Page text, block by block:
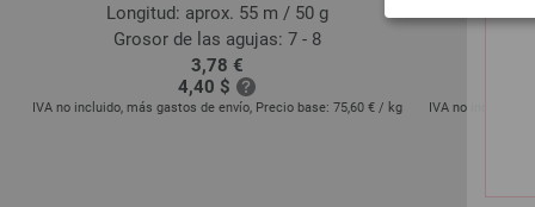
Longitud: aprox. 55 m / 50 g
Grosor de las agujas: 7 - 8
3,78 €
4,40 $
IVA no incluido, más gastos de envío, Precio base: 75,60 € / kg IVA no incluido,